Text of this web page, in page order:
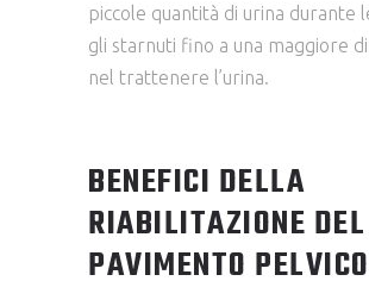
piccole quantità di urina durante
gli starnuti fino a una maggiore
nel trattenere l’urina.
BENEFICI DELLA
RIABILITAZIONE DEL
PAVIMENTO PELVICO